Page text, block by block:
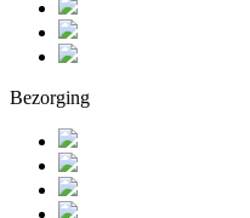
Bezorging